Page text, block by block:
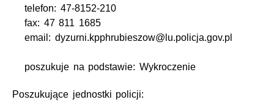
telefon: 47-8152-210
fax: 47 811 1685
email: dyzurni.kpphrubieszow@lu.policja.gov.pl
poszukuje na podstawie: Wykroczenie
Poszukujące jednostki policji: